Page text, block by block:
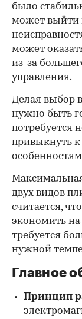
было
может выйти
может
из-за
управления.
Делая выбор
нужно быть
потребуется
привыкнуть
двух видов
считается,
экономить на
требуется
нужной
Главное
Принцип